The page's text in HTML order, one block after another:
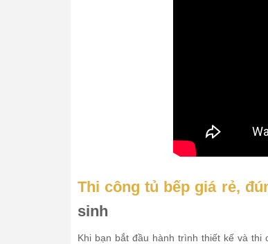
Thi công tủ bếp giá rẻ,
sinh
Khi bạn bắt đầu hành trình thiết kế và